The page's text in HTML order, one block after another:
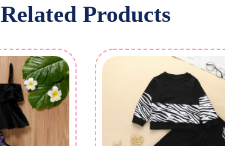
Related Products